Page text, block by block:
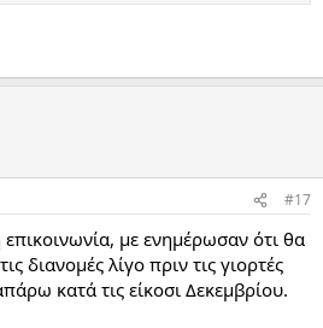
#17
με ενημέρωσαν ότι θα
διανομές λίγο πριν τις γιορτές
κατά τις είκοσι Δεκεμβρίου.